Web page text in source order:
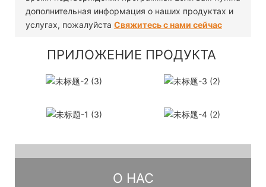
дополнительная информация о наших продуктах и ​​
услугах, пожалуйста Свяжитесь с нами сейчас
ПРИЛОЖЕНИЕ ПРОДУКТА
О НАС